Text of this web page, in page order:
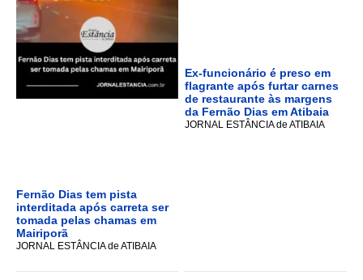
Fernão Dias tem pista
interditada após carreta ser
tomada pelas chamas em
Mairiporã
JORNAL ESTÂNCIA de ATIBAIA
Ex-funcionário é preso em
flagrante após furtar carnes
de restaurante às margens
da Fernão Dias em Atibaia
JORNAL ESTÂNCIA de ATIBAIA